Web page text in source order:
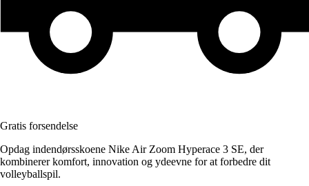
Gratis forsendelse
Opdag indendørsskoene Nike Air Zoom Hyperace 3 SE, der
kombinerer komfort, innovation og ydeevne for at forbedre dit
volleyballspil.